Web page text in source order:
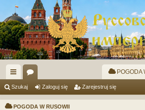
ię
ce
or
a
POGODA
Szukaj Zaloguj się Zarejestruj się
POGODA W RUSOWII